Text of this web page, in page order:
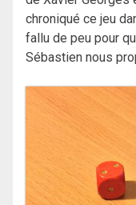
chroniqué ce jeu
fallu de peu pour
Sébastien nous